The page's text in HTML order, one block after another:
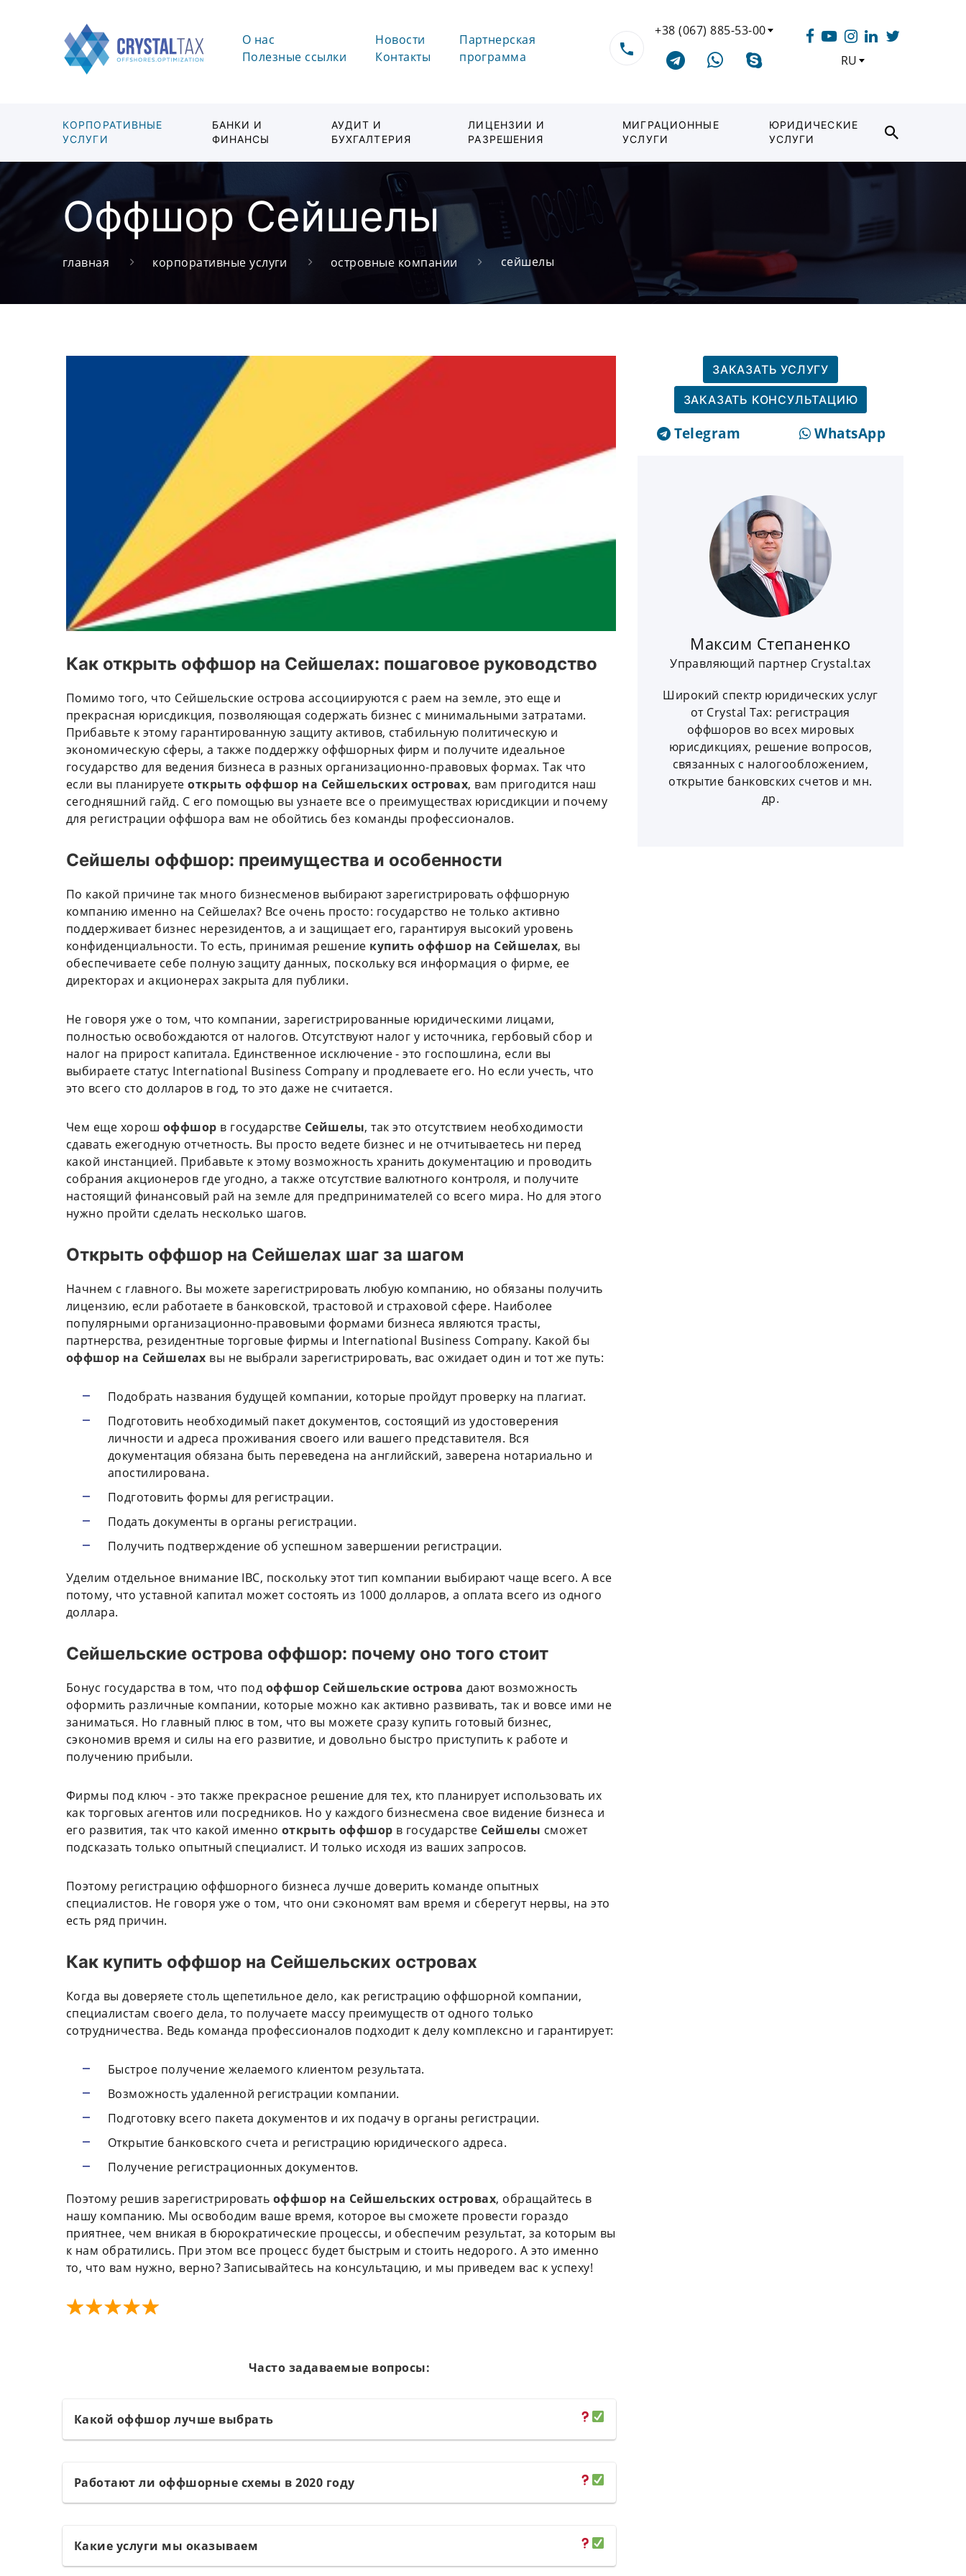
О нас
Полезные ссылки
Новости
Контакты
Партнерская
программа
+38 (067) 885-53-00
RU
КОРПОРАТИВНЫЕ
УСЛУГИ
БАНКИ И
ФИНАНСЫ
АУДИТ И
БУХГАЛТЕРИЯ
ЛИЦЕНЗИИ И
РАЗРЕШЕНИЯ
МИГРАЦИОННЫЕ
УСЛУГИ
ЮРИДИЧЕСКИЕ
УСЛУГИ
Оффшор Сейшелы
главная корпоративные услуги островные компании сейшелы
Как открыть оффшор на Сейшелах: пошаговое руководство
Помимо того, что Сейшельские острова ассоциируются с раем на земле, это еще и
прекрасная юрисдикция, позволяющая содержать бизнес с минимальными затратами.
Прибавьте к этому гарантированную защиту активов, стабильную политическую и
экономическую сферы, а также поддержку оффшорных фирм и получите идеальное
государство для ведения бизнеса в разных организационно-правовых формах. Так что
если вы планируетеоткрыть оффшор на Сейшельских островах, вам пригодится наш
сегодняшний гайд. С его помощью вы узнаете все о преимуществах юрисдикции и почему
для регистрации оффшора вам не обойтись без команды профессионалов.
Сейшелы оффшор: преимущества и особенности
По какой причине так много бизнесменов выбирают зарегистрировать оффшорную
компанию именно на Сейшелах? Все очень просто: государство не только активно
поддерживает бизнес нерезидентов, а и защищает его, гарантируя высокий уровень
конфиденциальности. То есть, принимая решение купить оффшор на Сейшелах, вы
обеспечиваете себе полную защиту данных, поскольку вся информация о фирме, ее
директорах и акционерах закрыта для публики.
Не говоря уже о том, что компании, зарегистрированные юридическими лицами,
полностью освобождаются от налогов. Отсутствуют налог у источника, гербовый сбор и
налог на прирост капитала. Единственное исключение - это госпошлина, если вы
выбираете статус International Business Company и продлеваете его. Но если учесть, что
это всего сто долларов в год, то это даже не считается.
Чем еще хорош оффшор в государстве Сейшелы, так это отсутствием необходимости
сдавать ежегодную отчетность. Вы просто ведете бизнес и не отчитываетесь ни перед
какой инстанцией. Прибавьте к этому возможность хранить документацию и проводить
собрания акционеров где угодно, а также отсутствие валютного контроля, и получите
настоящий финансовый рай на земле для предпринимателей со всего мира. Но для этого
нужно пройти сделать несколько шагов.
Открыть оффшор на Сейшелах шаг за шагом
Начнем с главного. Вы можете зарегистрировать любую компанию, но обязаны получить
лицензию, если работаете в банковской, трастовой и страховой сфере. Наиболее
популярными организационно-правовыми формами бизнеса являются трасты,
партнерства, резидентные торговые фирмы и International Business Company. Какой бы
оффшор на Сейшелах вы не выбрали зарегистрировать, вас ожидает один и тот же путь:
Подобрать названия будущей компании, которые пройдут проверку на плагиат.
Подготовить необходимый пакет документов, состоящий из удостоверения
личности и адреса проживания своего или вашего представителя. Вся
документация обязана быть переведена на английский, заверена нотариально и
апостилирована.
Подготовить формы для регистрации.
Подать документы в органы регистрации.
Получить подтверждение об успешном завершении регистрации.
Уделим отдельное внимание IBC, поскольку этот тип компании выбирают чаще всего. А все
потому, что уставной капитал может состоять из 1000 долларов, а оплата всего из одного
доллара.
Сейшельские острова оффшор: почему оно того стоит
Бонус государства в том, что под оффшор Сейшельские острова дают возможность
оформить различные компании, которые можно как активно развивать, так и вовсе ими не
заниматься. Но главный плюс в том, что вы можете сразу купить готовый бизнес,
сэкономив время и силы на его развитие, и довольно быстро приступить к работе и
получению прибыли.
Фирмы под ключ - это также прекрасное решение для тех, кто планирует использовать их
как торговых агентов или посредников. Но у каждого бизнесмена свое видение бизнеса и
его развития, так что какой именно открыть оффшор в государстве Сейшелы сможет
подсказать только опытный специалист. И только исходя из ваших запросов.
Поэтому регистрацию оффшорного бизнеса лучше доверить команде опытных
специалистов. Не говоря уже о том, что они сэкономят вам время и сберегут нервы, на это
есть ряд причин.
Как купить оффшор на Сейшельских островах
Когда вы доверяете столь щепетильное дело, как регистрацию оффшорной компании,
специалистам своего дела, то получаете массу преимуществ от одного только
сотрудничества. Ведь команда профессионалов подходит к делу комплексно и гарантирует:
Быстрое получение желаемого клиентом результата.
Возможность удаленной регистрации компании.
Подготовку всего пакета документов и их подачу в органы регистрации.
Открытие банковского счета и регистрацию юридического адреса.
Получение регистрационных документов.
Поэтому решив зарегистрировать оффшор на Сейшельских островах, обращайтесь в
нашу компанию. Мы освободим ваше время, которое вы сможете провести гораздо
приятнее, чем вникая в бюрократические процессы, и обеспечим результат, за которым вы
к нам обратились. При этом все процесс будет быстрым и стоить недорого. А это именно
то, что вам нужно, верно? Записывайтесь на консультацию, и мы приведем вас к успеху!
Часто задаваемые вопросы:
Какой оффшор лучше выбрать
Работают ли оффшорные схемы в 2020 году
Какие услуги мы оказываем
ЗАКАЗАТЬ УСЛУГУ
ЗАКАЗАТЬ КОНСУЛЬТАЦИЮ
Telegram WhatsApp
Максим Степаненко
Управляющий партнер Crystal.tax
Широкий спектр юридических услуг
от Crystal Tax: регистрация
оффшоров во всех мировых
юрисдикциях, решение вопросов,
связанных с налогообложением,
открытие банковских счетов и мн.
др.